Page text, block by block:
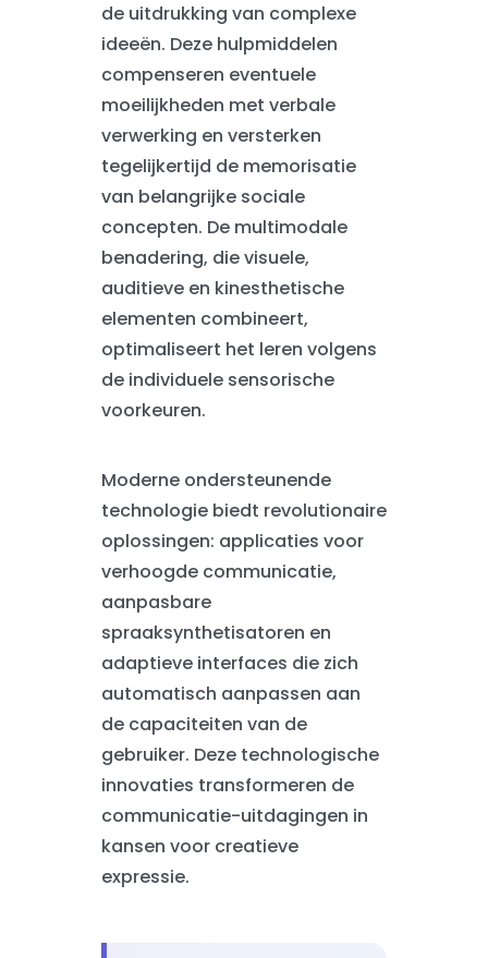
de uitdrukking van complexe
ideeën. Deze hulpmiddelen
compenseren eventuele
moeilijkheden met verbale
verwerking en versterken
tegelijkertijd de memorisatie
van belangrijke sociale
concepten. De multimodale
benadering, die visuele,
auditieve en kinesthetische
elementen combineert,
optimaliseert het leren volgens
de individuele sensorische
voorkeuren.
Moderne ondersteunende
technologie biedt revolutionaire
oplossingen: applicaties voor
verhoogde communicatie,
aanpasbare
spraaksynthetisatoren en
adaptieve interfaces die zich
automatisch aanpassen aan
de capaciteiten van de
gebruiker. Deze technologische
innovaties transformeren de
communicatie-uitdagingen in
kansen voor creatieve
expressie.